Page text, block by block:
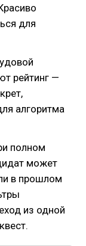
для
рейтинг —
алгоритма
полном
может
в прошлом
из одной